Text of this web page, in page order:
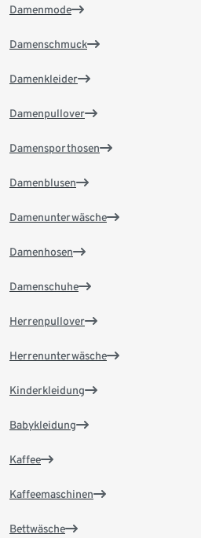
Damenmode
Damenschmuck
Damenkleider
Damenpullover
Damensporthosen
Damenblusen
Damenunterwäsche
Damenhosen
Damenschuhe
Herrenpullover
Herrenunterwäsche
Kinderkleidung
Babykleidung
Kaffee
Kaffeemaschinen
Bettwäsche